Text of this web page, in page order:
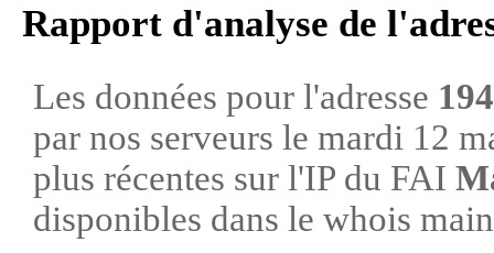
PaysMorocco -105.141.8.55
Pays
Morocco -
Pays
Morocco -41.251.133.192
Pays Morocco -41.143.128.228
Rapport d'analyse de
Les données pour l'adresse
par nos serveurs le mardi 12
plus récentes sur l'IP du FAI
disponibles dans le whois